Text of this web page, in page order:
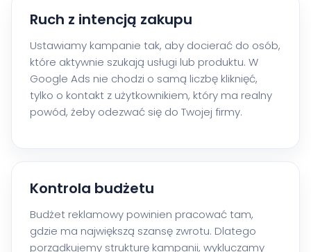
Ruch z intencją zakupu
Ustawiamy kampanie tak, aby docierać do osób,
które aktywnie szukają usługi lub produktu. W
Google Ads nie chodzi o samą liczbę kliknięć,
tylko o kontakt z użytkownikiem, który ma realny
powód, żeby odezwać się do Twojej firmy.
Kontrola budżetu
Budżet reklamowy powinien pracować tam,
gdzie ma największą szansę zwrotu. Dlatego
porządkujemy strukturę kampanii, wykluczamy